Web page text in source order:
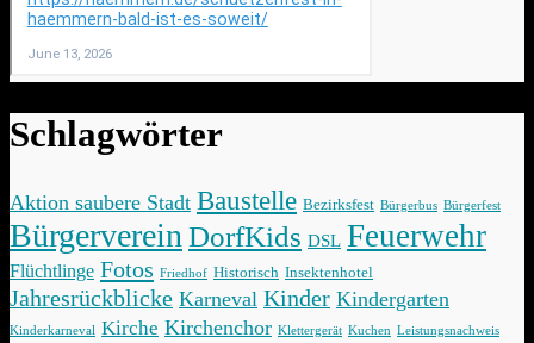
Schlagwörter
Aktion saubere Stadt Baustelle Bezirksfest Bürgerbus Bürgerfest
BürgervereinDorfKids DSL Feuerwehr
Flüchtlinge Fotos Friedhof Historisch Insektenhotel
Jahresrückblicke Karneval Kinder Kindergarten
Kinderkarneval Kirche Kirchenchor Klettergerät Kuchen Leistungsnachweis